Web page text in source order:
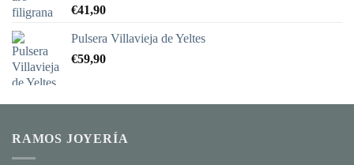
Valorado
con
5
€41,90
Pulsera Villavieja de Yeltes
€59,90
RAMOS JOYERÍA